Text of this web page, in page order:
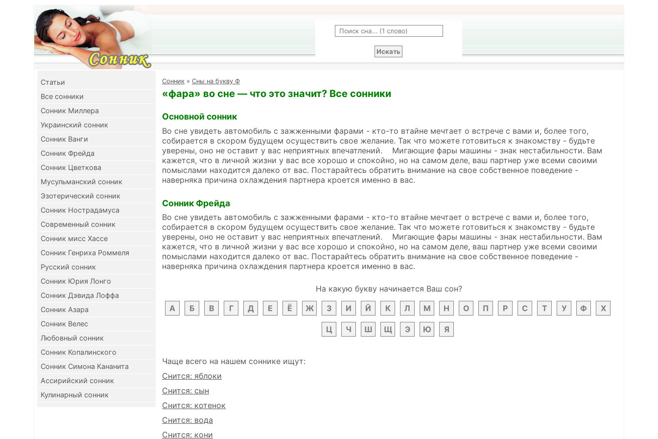
Cтатьи
Все сонники
Сонник Миллера
Украинский сонник
Сонник Ванги
Сонник Фрейда
Сонник Цветкова
Мусульманский сонник
Эзотерический сонник
Сонник Нострадамуса
Современный сонник
Сонник мисс Хассе
Сонник Генриха Роммеля
Русский сонник
Сонник Юрия Лонго
Сонник Дэвида Лоффа
Сонник Азара
Сонник Велес
Любовный сонник
Сонник Копалинского
Сонник Симона Кананита
Ассирийский сонник
Кулинарный сонник
Cонник » Сны на букву Ф
«фара» во сне — что это значит? Все сонники
Основной сонник
Во сне увидеть автомобиль с зажженными фарами - кто-то втайне мечтает о встрече с вами и, более того,
собирается в скором будущем осуществить свое желание. Так что можете готовиться к знакомству - будьте
уверены, оно не оставит у вас неприятных впечатлений. Мигающие фары машины - знак нестабильности. Вам
кажется, что в личной жизни у вас все хорошо и спокойно, но на самом деле, ваш партнер уже всеми своими
помыслами находится далеко от вас. Постарайтесь обратить внимание на свое собственное поведение -
наверняка причина охлаждения партнера кроется именно в вас.
Сонник Фрейда
Во сне увидеть автомобиль с зажженными фарами - кто-то втайне мечтает о встрече с вами и, более того,
собирается в скором будущем осуществить свое желание. Так что можете готовиться к знакомству - будьте
уверены, оно не оставит у вас неприятных впечатлений. Мигающие фары машины - знак нестабильности. Вам
кажется, что в личной жизни у вас все хорошо и спокойно, но на самом деле, ваш партнер уже всеми своими
помыслами находится далеко от вас. Постарайтесь обратить внимание на свое собственное поведение -
наверняка причина охлаждения партнера кроется именно в вас.
На какую букву начинается Ваш сон?
А
Б В Г Д Е Ё Ж З И Й К Л М Н О П Р С Т У Ф Х
Ц Ч Ш Щ Э Ю Я
Чаще всего на нашем соннике ищут:
Снится: яблоки
Снится: сын
Снится: котенок
Снится: вода
Снится: кони